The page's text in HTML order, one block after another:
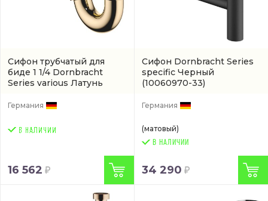
Сифон трубчатый для
биде 1 1/4 Dornbracht
Series various Латунь
Германия
16 562
Сифон Dornbracht Series
specific Черный
(10060970-33)
Германия
(матовый)
В НАЛИЧИИ
34 290